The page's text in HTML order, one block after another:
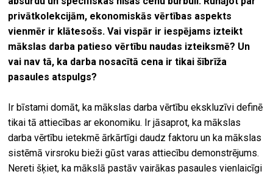
privātkolekcijām, ekonomiskās vērtības aspekts
vienmēr ir klātesošs. Vai vispār ir iespējams izteikt
mākslas darba patieso vērtību naudas izteiksmē? Un
vai nav tā, ka darba nosacītā cena ir tikai šībrīža
pasaules atspulgs?
Ir bīstami domāt, ka mākslas darba vērtību ekskluzīvi definē
tikai tā attiecības ar ekonomiku. Ir jāsaprot, ka mākslas
darba vērtību ietekmē ārkārtīgi daudz faktoru un ka mākslas
sistēmā virsroku bieži gūst varas attiecību demonstrējums.
Nereti šķiet, ka mākslā pastāv vairākas pasaules vienlaicīgi